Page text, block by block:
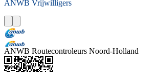
ANWB Vrijwilligers
ANWB Routecontroleurs Noord-Holland